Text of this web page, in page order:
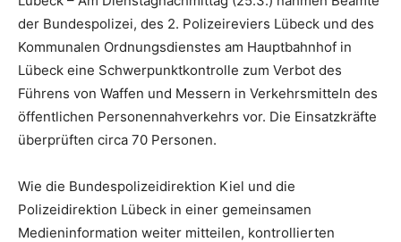
der Bundespolizei, des 2. Polizeireviers Lübeck und des
Kommunalen Ordnungsdienstes am Hauptbahnhof in
Lübeck eine Schwerpunktkontrolle zum Verbot des
Führens von Waffen und Messern in Verkehrsmitteln des
öffentlichen Personennahverkehrs vor. Die Einsatzkräfte
überprüften circa 70 Personen.
Wie die Bundespolizeidirektion Kiel und die
Polizeidirektion Lübeck in einer gemeinsamen
Medieninformation weiter mitteilen, kontrollierten